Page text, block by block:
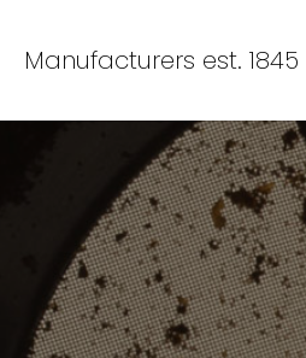
Manufacturers est. 1845